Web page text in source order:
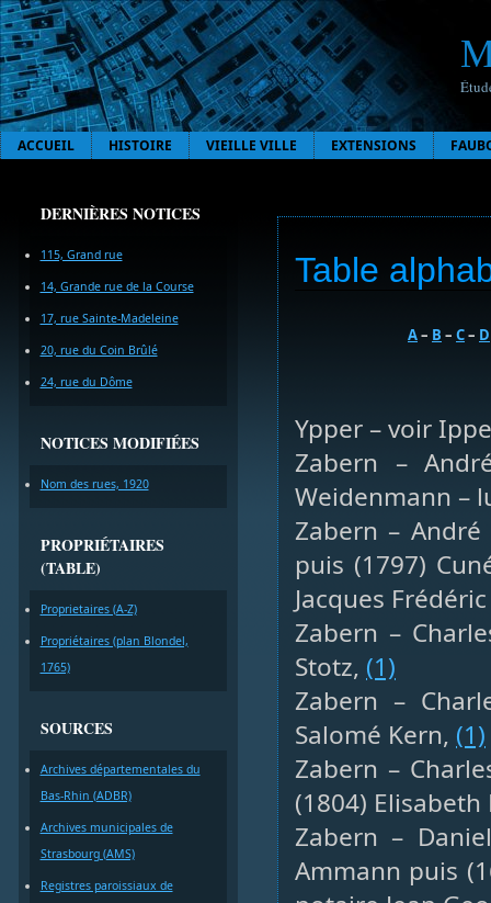
ACCUEIL HISTOIRE VIEILLE VILLE EXTENSIONS
DERNIÈRES NOTICES
115, Grand rue
14, Grande rue de la Course
17, rue Sainte-Madeleine
20, rue du Coin Brûlé
24, rue du Dôme
NOTICES MODIFIÉES
Nom des rues, 1920
PROPRIÉTAIRES
(TABLE)
Proprietaires (A-Z)
Propriétaires (plan Blondel,
1765)
SOURCES
Archives départementales du
Bas-Rhin (ADBR)
Archives municipales de
Strasbourg (AMS)
Registres paroissiaux de
Table
A– B – C– D
Ypper – voir
Zabern –
Weidenmann –
Zabern –
puis (1797)
Jacques
Zabern –
Stotz, (1)
Zabern –
Salomé Kern, (1)
Zabern –
(1804)
Zabern –
Ammann puis